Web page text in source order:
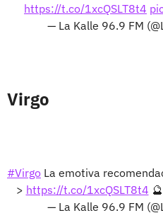
https://t.co/1xcQSLT8t4
— La Kalle 96.9 FM
Virgo
#Virgo La emotiva
> https://t.co/1xcQSLT8t4 🔮
— La Kalle 96.9 FM